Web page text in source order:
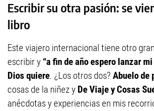
Escribir su otra pasión: se
libro
Este viajero internacional tiene otro
escribir y “a fin de año espero lanzar
Dios quiere. ¿Los otros dos? Abuelo de
cosas de la niñez y De Viaje y Cosas
anécdotas y experiencias en mis